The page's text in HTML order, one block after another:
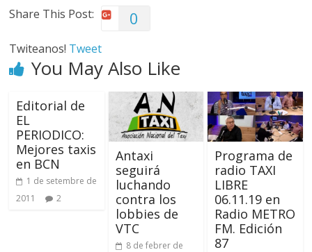
Share This Post: 0
Twiteanos! Tweet
You May Also Like
Editorial de
EL
PERIODICO:
Mejores taxis
en BCN
1 de setembre de
2011
2
Antaxi
seguirá
luchando
contra los
lobbies de
VTC
8 de febrer de
Programa de
radio TAXI
LIBRE
06.11.19 en
Radio METRO
FM. Edición
87